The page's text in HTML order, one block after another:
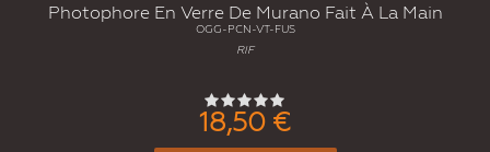
Photophore En Verre De Murano Fait À La Main
OGG-PCN-VT-FUS
RIF
18,50 €